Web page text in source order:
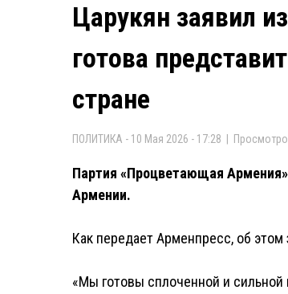
Царукян заявил
готова
стране
ПОЛИТИКА - 10 Мая 2026 - 17:28 |
Партия «Процветающая
Армении.
Как передает Арменпресс, об этом
«Мы готовы сплоченной и